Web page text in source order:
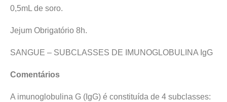
0,5mL de soro.
Jejum Obrigatório 8h.
SANGUE – SUBCLASSES DE IMUNOGLOBULINA IgG
Comentários
A imunoglobulina G (IgG) é constituída de 4 subclasses: